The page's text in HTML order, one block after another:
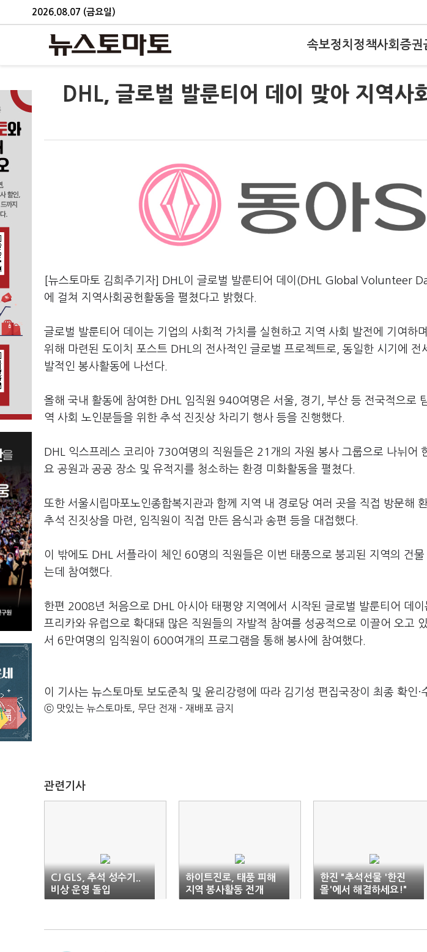
2026.08.07 (금요일)
속보정치 정책사회 증권
DHL, 글로벌 발룬티어 데이 맞아 지역사
[뉴스토마토 김희주기자] DHL이 글로벌 발룬티어 데이(DHL Global Volunteer
에 걸쳐 지역사회공헌활동을 펼쳤다고 밝혔다.
글로벌 발룬티어 데이는 기업의 사회적 가치를 실현하고 지역 사회 발전에 기여하
위해 마련된 도이치 포스트 DHL의 전사적인 글로벌 프로젝트로, 동일한 시기에
발적인 봉사활동에 나선다.
올해 국내 활동에 참여한 DHL 임직원 940여명은 서울, 경기, 부산 등 전국적으로
역 사회 노인분들을 위한 추석 진짓상 차리기 행사 등을 진행했다.
DHL 익스프레스 코리아 730여명의 직원들은 21개의 자원 봉사 그룹으로 나뉘어
요 공원과 공공 장소 및 유적지를 청소하는 환경 미화활동을 펼쳤다.
또한 서울시립마포노인종합복지관과 함께 지역 내 경로당 여러 곳을 직접 방문해
추석 진짓상을 마련, 임직원이 직접 만든 음식과 송편 등을 대접했다.
이 밖에도 DHL 서플라이 체인 60명의 직원들은 이번 태풍으로 붕괴된 지역의 건
는데 참여했다.
한편 2008년 처음으로 DHL 아시아 태평양 지역에서 시작된 글로벌 발룬티어 데
프리카와 유럽으로 확대돼 많은 직원들의 자발적 참여를 성공적으로 이끌어 오고
서 6만여명의 임직원이 600여개의 프로그램을 통해 봉사에 참여했다.
이 기사는 뉴스토마토 보도준칙 및 윤리강령에 따라 김기성 편집국장이 최종 확인·
ⓒ 맛있는 뉴스토마토, 무단 전재 - 재배포 금지
관련기사
CJ GLS, 추석 성수기..
비상 운영 돌입
하이트진로, 태풍 피해
지역 봉사활동 전개
한진 "추석선물 '한진
몰'에서 해결하세요!"